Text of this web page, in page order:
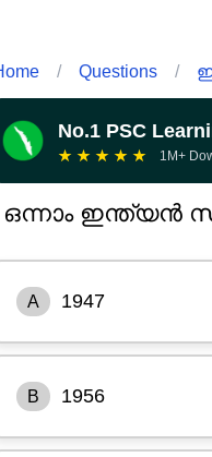
/ Questions /
No.1 PSC
★ ★ ★ ★ ★ 1M+
ഒന്നാം ഇന്ത്യൻ
A 1947
B 1956